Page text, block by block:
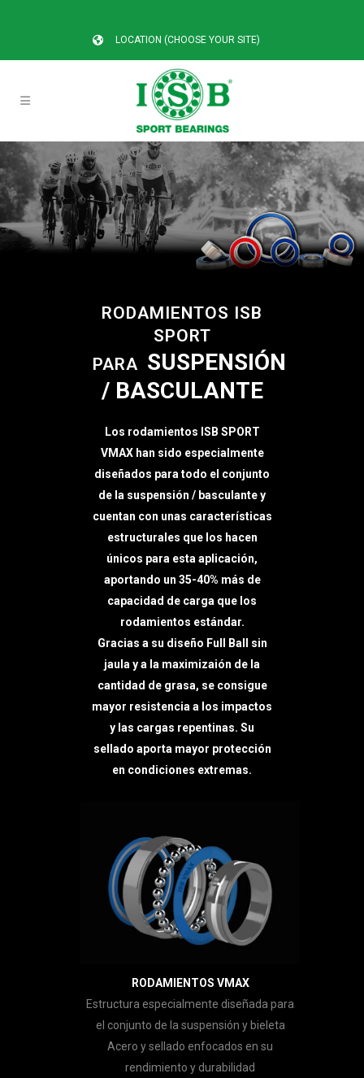
LOCATION (CHOOSE YOUR SITE)
RODAMIENTOS ISB
SPORT
PARA SUSPENSIÓN
/ BASCULANTE
Los rodamientos ​ISB SPORT
VMAX han sido especialmente
diseñados para todo el conjunto
de la suspensión / basculante y
cuentan con unas características
estructurales que los hacen
únicos para esta aplicación,
aportando un ​35-40% más de
capacidad de carga que los
rodamientos estándar.
Gracias a su diseño Full Ball sin
jaula y a la maximizaión de la
cantidad de grasa, se consigue
mayor resistencia a los impactos
y las cargas repentinas. Su
sellado aporta mayor protección
en condiciones extremas.
RODAMIENTOS VMAX
Estructura especialmente diseñada para
el conjunto de la suspensión y bieleta
Acero y sellado enfocados en su
rendimiento y durabilidad